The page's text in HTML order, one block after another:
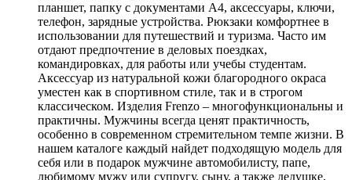
планшет, папку с документами А4, аксессуары, ключи,
телефон, зарядные устройства. Рюкзаки комфортнее в
использовании для путешествий и туризма. Часто им
отдают предпочтение в деловых поездках,
командировках, для работы или учебы студентам.
Аксессуар из натуральной кожи благородного окраса
уместен как в спортивном стиле, так и в строгом
классическом. Изделия Frenzo – многофункциональны и
практичны. Мужчины всегда ценят практичность,
особенно в современном стремительном темпе жизни. В
нашем каталоге каждый найдет подходящую модель для
себя или в подарок мужчине автомобилисту, папе,
любимому мужу или супругу, сыну, а также дедушке,